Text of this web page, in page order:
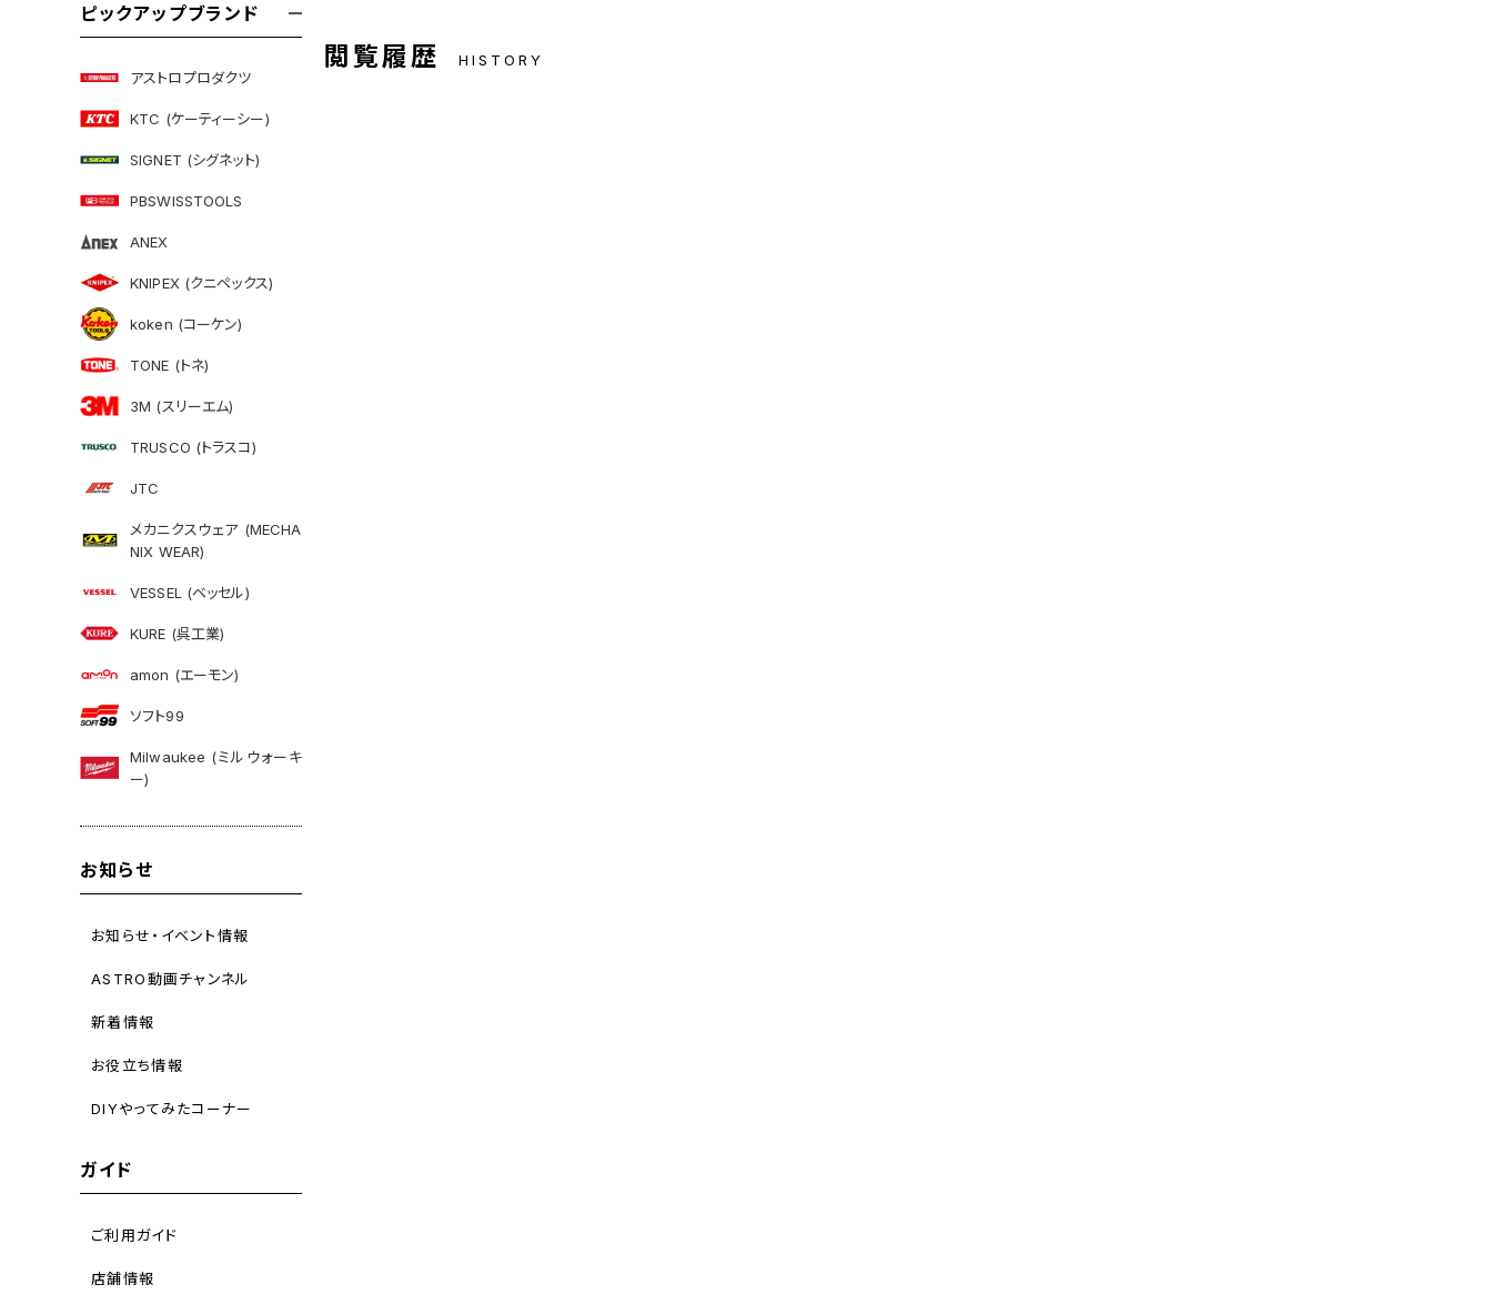
ピックアップブランド
アストロプロダクツ
KTC (ケーティーシー)
SIGNET (シグネット)
PBSWISSTOOLS
ANEX
KNIPEX (クニペックス)
koken (コーケン)
TONE (トネ)
3M (スリーエム)
TRUSCO (トラスコ)
JTC
メカニクスウェア (MECHA
NIX WEAR)
VESSEL (ベッセル)
KURE (呉工業)
amon (エーモン)
ソフト99
Milwaukee (ミルウォーキ
ー)
お知らせ
お知らせ・イベント情報
ASTRO動画チャンネル
新着情報
お役立ち情報
DIYやってみたコーナー
ガイド
ご利用ガイド
店舗情報
閲覧履歴 HISTORY